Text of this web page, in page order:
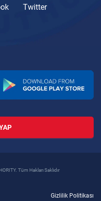
Twitter
Tüm Hakları Saklıdır
Gizlilik Politikası